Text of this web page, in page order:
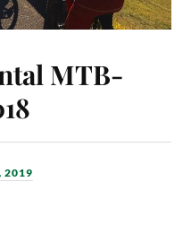
MTB-
2019